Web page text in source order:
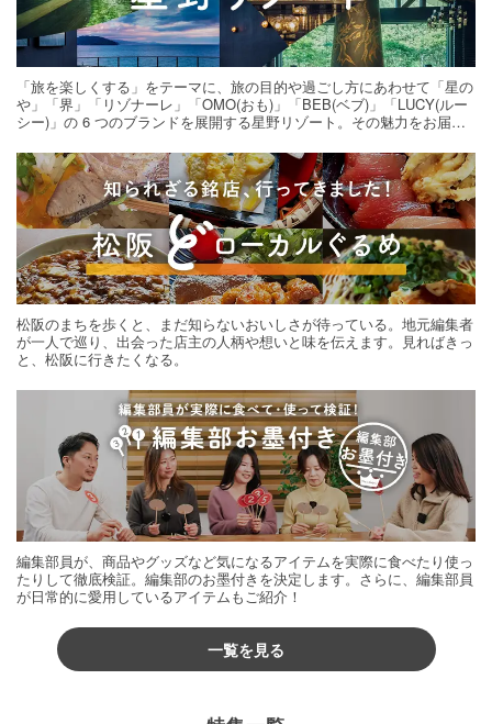
「旅を楽しくする」をテーマに、旅の目的や過ごし方にあわせて「星の
や」「界」「リゾナーレ」「OMO(おも)」「BEB(ベブ)」「LUCY(ルー
シー)」の 6 つのブランドを展開する星野リゾート。その魅力をお届け
松阪のまちを歩くと、まだ知らないおいしさが待っている。地元編集者
が一人で巡り、出会った店主の人柄や想いと味を伝えます。見ればきっ
と、松阪に行きたくなる。
編集部員が、商品やグッズなど気になるアイテムを実際に食べたり使っ
たりして徹底検証。編集部のお墨付きを決定します。さらに、編集部員
が日常的に愛用しているアイテムもご紹介！
一覧を見る